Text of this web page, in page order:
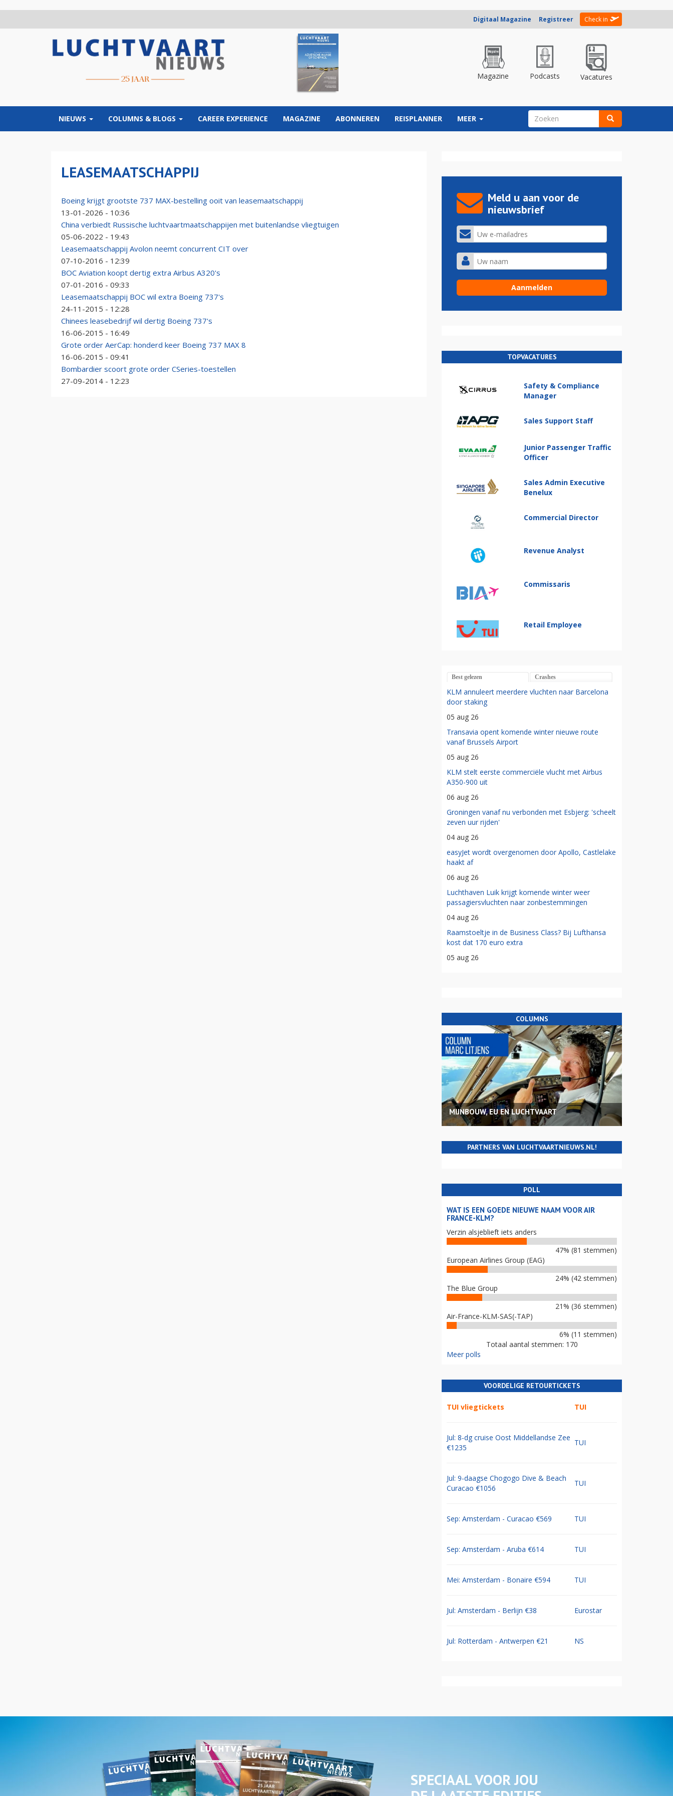
Digitaal Magazine Registreer Check in
Magazine Podcasts Vacatures
NIEUWS COLUMNS & BLOGS CAREER EXPERIENCE MAGAZINE ABONNEREN REISPLANNER MEER ZOEKVELD
LEASEMAATSCHAPPIJ
Boeing krijgt grootste 737 MAX-bestelling ooit van leasemaatschappij
13-01-2026 - 10:36
China verbiedt Russische luchtvaartmaatschappijen met buitenlandse vliegtuigen
05-06-2022 - 19:43
Leasemaatschappij Avolon neemt concurrent CIT over
07-10-2016 - 12:39
BOC Aviation koopt dertig extra Airbus A320's
07-01-2016 - 09:33
Leasemaatschappij BOC wil extra Boeing 737's
24-11-2015 - 12:28
Chinees leasebedrijf wil dertig Boeing 737's
16-06-2015 - 16:49
Grote order AerCap: honderd keer Boeing 737 MAX 8
16-06-2015 - 09:41
Bombardier scoort grote order CSeries-toestellen
27-09-2014 - 12:23
Meld u aan voor de
nieuwsbrief
TOPVACATURES
Safety & Compliance
Manager
Sales Support Staff
Junior Passenger Traffic
Officer
Sales Admin Executive
Benelux
Commercial Director
Revenue Analyst
Commissaris
Retail Employee
Best gelezen Crashes
KLM annuleert meerdere vluchten naar Barcelona
door staking
05 aug 26
Transavia opent komende winter nieuwe route
vanaf Brussels Airport
05 aug 26
KLM stelt eerste commerciële vlucht met Airbus
A350-900 uit
06 aug 26
Groningen vanaf nu verbonden met Esbjerg: 'scheelt
zeven uur rijden'
04 aug 26
easyJet wordt overgenomen door Apollo, Castlelake
haakt af
06 aug 26
Luchthaven Luik krijgt komende winter weer
passagiersvluchten naar zonbestemmingen
04 aug 26
Raamstoeltje in de Business Class? Bij Lufthansa
kost dat 170 euro extra
05 aug 26
COLUMNS
MIJNBOUW, EU EN LUCHTVAART
PARTNERS VAN LUCHTVAARTNIEUWS.NL!
POLL
WAT IS EEN GOEDE NIEUWE NAAM VOOR AIR
FRANCE-KLM?
Verzin alsjeblieft iets anders
47% (81 stemmen)
European Airlines Group (EAG)
24% (42 stemmen)
The Blue Group
21% (36 stemmen)
Air-France-KLM-SAS(-TAP)
6% (11 stemmen)
Totaal aantal stemmen: 170
Meer polls
VOORDELIGE RETOURTICKETS
TUI vliegtickets TUI
Jul: 8-dg cruise Oost Middellandse Zee
€1235
TUI
Jul: 9-daagse Chogogo Dive & Beach
Curacao €1056
TUI
Sep: Amsterdam - Curacao €569 TUI
Sep: Amsterdam - Aruba €614 TUI
Mei: Amsterdam - Bonaire €594 TUI
Jul: Amsterdam - Berlijn €38 Eurostar
Jul: Rotterdam - Antwerpen €21 NS
SPECIAAL VOOR JOU